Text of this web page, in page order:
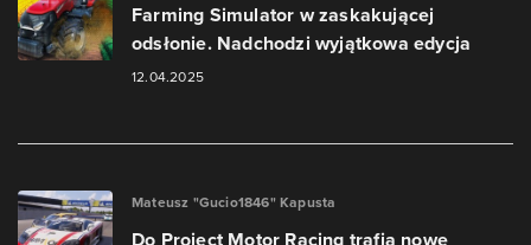
Farming Simulator w zaskakującej
odsłonie. Nadchodzi wyjątkowa edycja
12.04.2025
Mateusz "Gucio1846" Kapusta